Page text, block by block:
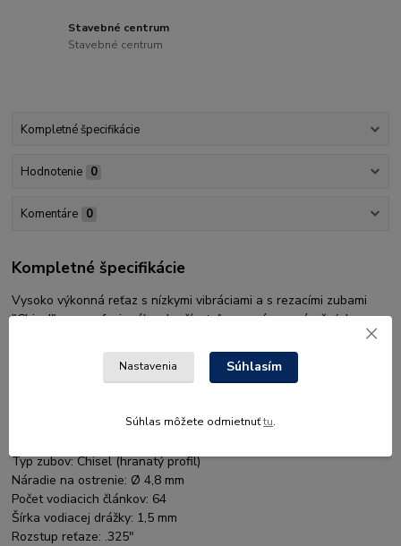
Stavebné centrum
Stavebné centrum
Kompletné špecifikácie
Hodnotenie 0
Komentáre 0
Kompletné špecifikácie
Vysoko výkonná reťaz s nízkymi vibráciami a s rezacími zubami
"Chisel" pre profesionálnych užívateľov a prácu v náročných
Typ zubov: Chisel (hranatý profil)
Náradie na ostrenie: Ø 4,8 mm
Počet vodiacich článkov: 64
Šírka vodiacej drážky: 1,5 mm
Rozstup reťaze: .325"
Nastavenia Súhlasím
Súhlas môžete odmietnuťtu.